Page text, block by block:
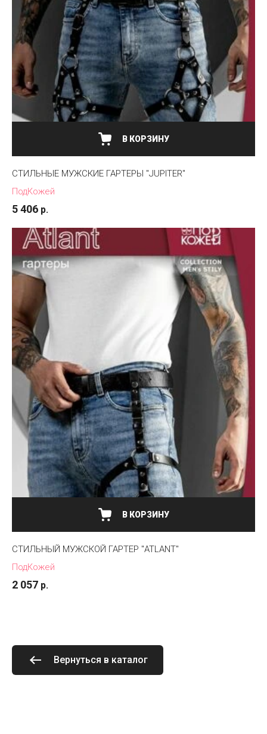
В КОРЗИНУ
СТИЛЬНЫЕ МУЖСКИЕ ГАРТЕРЫ "JUPITER"
ПодКожей
5 406 р.
В КОРЗИНУ
СТИЛЬНЫЙ МУЖСКОЙ ГАРТЕР "ATLANT"
ПодКожей
2 057 р.
Вернуться в каталог